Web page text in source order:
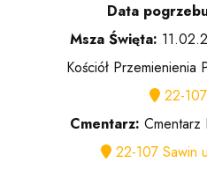
Data
Msza Święta:
Kościół Przemienienia
22-
Cmentarz: Cmentarz
22-107 Sawin